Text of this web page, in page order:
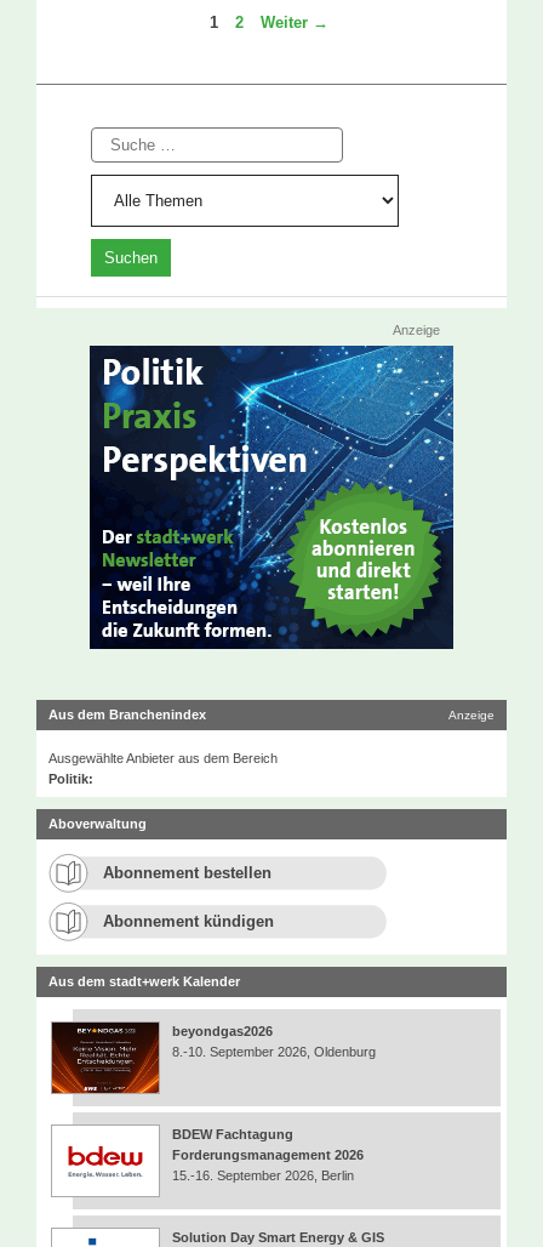
Seite
1 Seite
2 Weiter →
Suche
Anzeige
Aus dem Branchenindex Anzeige
Ausgewählte Anbieter aus dem Bereich
Politik:
Aboverwaltung
Abonnement bestellen
Abonnement kündigen
Aus dem stadt+werk Kalender
beyondgas2026
8.-10. September 2026, Oldenburg
BDEW Fachtagung
Forderungsmanagement 2026
15.-16. September 2026, Berlin
Solution Day Smart Energy & GIS